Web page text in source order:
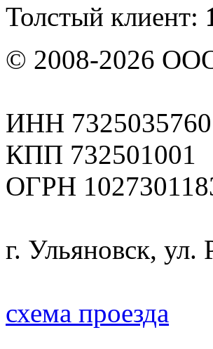
Толстый клиент:
© 2008-2026
ИНН 7325035760
КПП 732501001
ОГРН
г. Ульяновск,
схема проезда